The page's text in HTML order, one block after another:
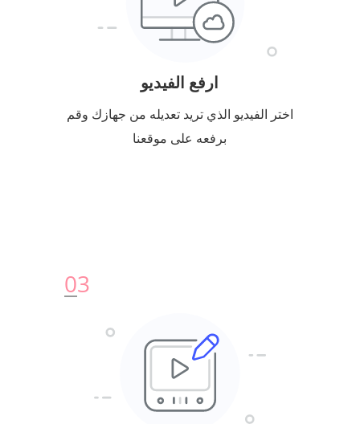
ارفع الفيديو
اختر الفيديو الذي تريد تعديله من جهازك وقم
برفعه على موقعنا
03